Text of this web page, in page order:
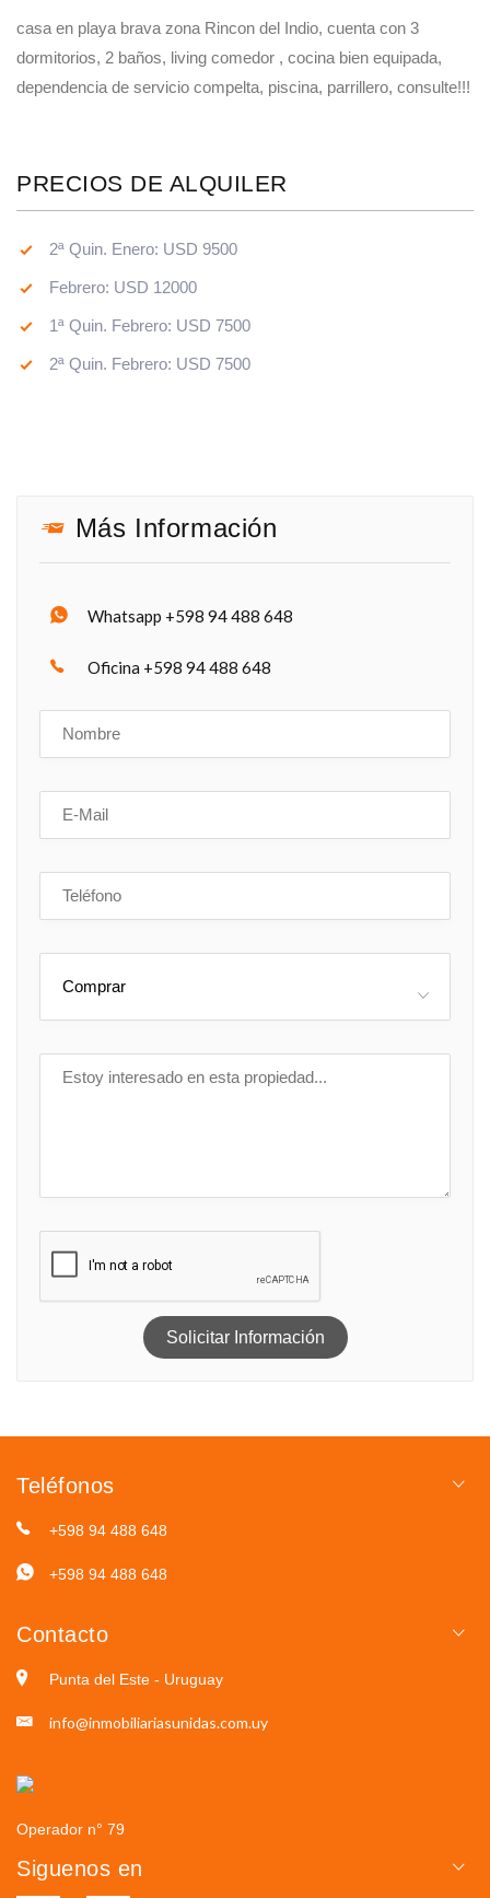
casa en playa brava zona Rincon del Indio, cuenta con 3
dormitorios, 2 baños, living comedor , cocina bien equipada,
dependencia de servicio compelta, piscina, parrillero, consulte!!!
PRECIOS DE ALQUILER
2ª Quin. Enero: USD 9500
Febrero: USD 12000
1ª Quin. Febrero: USD 7500
2ª Quin. Febrero: USD 7500
Más Información
Whatsapp +598 94 488 648
Oficina +598 94 488 648
Comprar
Solicitar Información
Teléfonos
+598 94 488 648
+598 94 488 648
Contacto
Punta del Este - Uruguay
info@inmobiliariasunidas.com.uy
Operador n° 79
Siguenos en